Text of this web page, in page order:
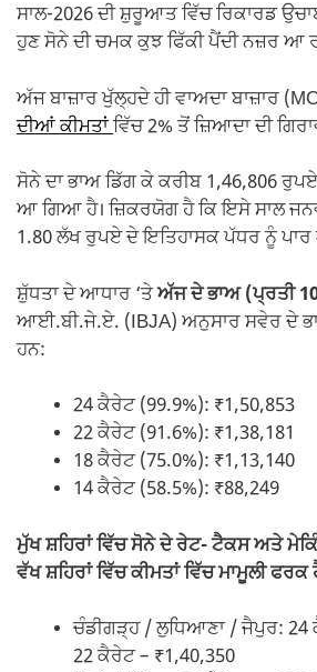
ਸਾਲ-2026 ਦੀ ਸ਼ੁਰੂਆਤ ਵਿੱਚ ਰਿਕਾਰਡ
ਹੁਣ ਸੋਨੇ ਦੀ ਚਮਕ ਕੁਝ ਫਿੱਕੀ ਪੈਂਦੀ ਨਜ਼ਰ ਆ
ਅੱਜ ਬਾਜ਼ਾਰ ਖੁੱਲ੍ਹਦੇ ਹੀ ਵਾਅਦਾ ਬਾਜ਼ਾਰ
ਦੀਆਂ ਕੀਮਤਾਂਵਿੱਚ 2% ਤੋਂ ਜ਼ਿਆਦਾ ਦੀ
ਸੋਨੇ ਦਾ ਭਾਅ ਡਿੱਗ ਕੇ ਕਰੀਬ 1,46,806
ਆ ਗਿਆ ਹੈ। ਜ਼ਿਕਰਯੋਗ ਹੈ ਕਿ ਇਸੇ ਸਾਲ
1.80 ਲੱਖ ਰੁਪਏ ਦੇ ਇਤਿਹਾਸਕ ਪੱਧਰ ਨੂੰ ਪਾਰ
ਸ਼ੁੱਧਤਾ ਦੇ ਆਧਾਰ ‘ਤੇਅੱਜ ਦੇ ਭਾਅ (ਪ੍ਰਤੀ
ਆਈ.ਬੀ.ਜੇ.ਏ. (IBJA) ਅਨੁਸਾਰ ਸਵੇਰ ਦੇ
ਹਨ:
24 ਕੈਰੇਟ (99.9%): ₹1,50,853
22 ਕੈਰੇਟ (91.6%): ₹1,38,181
18 ਕੈਰੇਟ (75.0%): ₹1,13,140
14 ਕੈਰੇਟ (58.5%): ₹88,249
ਮੁੱਖ ਸ਼ਹਿਰਾਂ ਵਿੱਚ ਸੋਨੇ ਦੇ ਰੇਟ- ਟੈਕਸ ਅਤੇ
ਵੱਖ ਸ਼ਹਿਰਾਂ ਵਿੱਚ ਕੀਮਤਾਂ ਵਿੱਚ ਮਾਮੂਲੀ
ਚੰਡੀਗੜ੍ਹ / ਲੁਧਿਆਣਾ / ਜੈਪੁਰ: 24
22 ਕੈਰੇਟ – ₹1,40,350